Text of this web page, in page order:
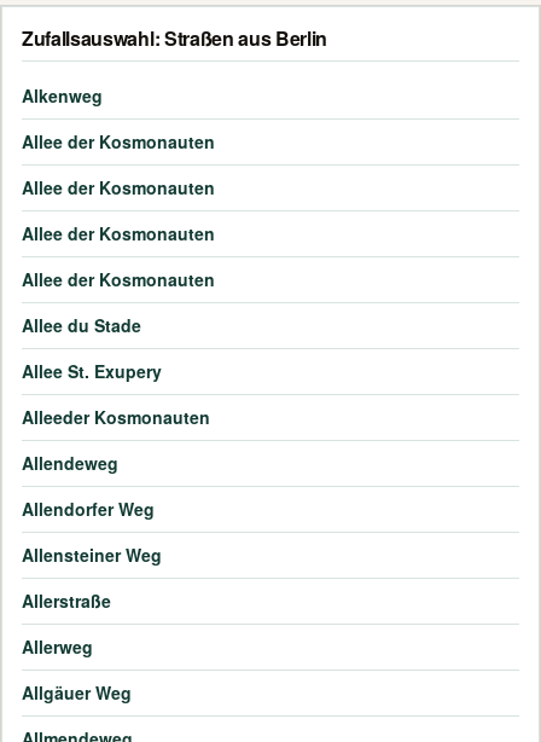
Zufallsauswahl: Straßen aus Berlin
Alkenweg
Allee der Kosmonauten
Allee der Kosmonauten
Allee der Kosmonauten
Allee der Kosmonauten
Allee du Stade
Allee St. Exupery
Alleeder Kosmonauten
Allendeweg
Allendorfer Weg
Allensteiner Weg
Allerstraße
Allerweg
Allgäuer Weg